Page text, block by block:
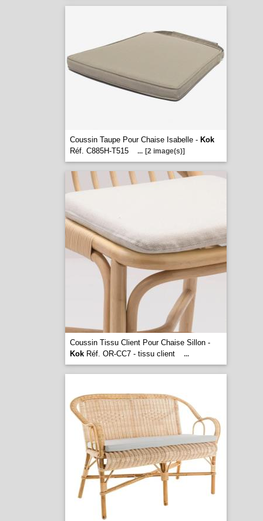
Coussin Taupe Pour Chaise Isabelle - Kok
Réf. C885H-T515
... [2 image(s)]
Coussin Tissu Client Pour Chaise Sillon -
KokRéf. OR-CC7 - tissu client ...